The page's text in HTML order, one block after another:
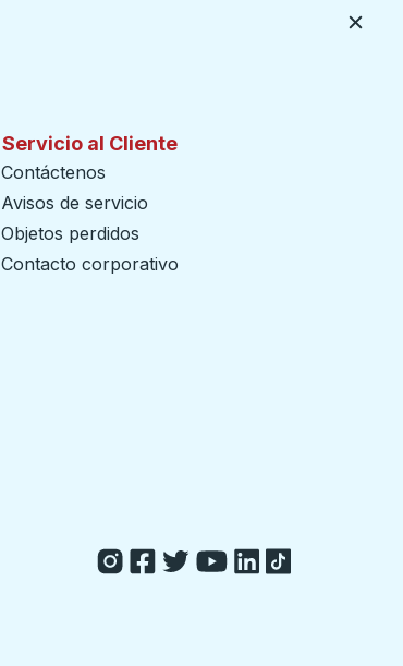
Servicio al Cliente
Contáctenos
Avisos de servicio
Objetos perdidos
Contacto corporativo